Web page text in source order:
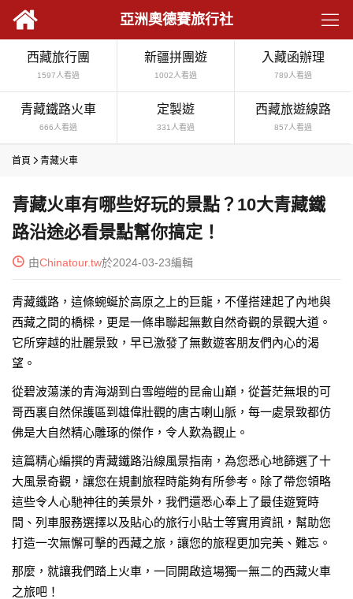

亞洲奧德賽旅行社
西藏旅行團
1597人看過
新疆拼團遊
1002人看過
入藏函辦理
789人看過
青藏鐵路火車
666人看過
定製遊
331人看過
西藏旅遊線路
857人看過
首頁  青藏火車
青藏火車有哪些好玩的景點？10大青藏鐵
路沿途必看景點幫你搞定！
 由Chinatour.tw於2024-03-23編輯
青藏鐵路，這條蜿蜒於高原之上的巨龍，不僅搭建起了內地與
西藏之間的橋樑，更是一條串聯起無數自然奇觀的景觀大道。
它所穿越的壯麗景致，早已激發了無數遊客朋友們內心的渴
望。
從碧波蕩漾的青海湖到白雪皚皚的昆侖山巔，從蒼茫無垠的可
哥西裏自然保護區到雄偉壯觀的唐古喇山脈，每一處景致都仿
佛是大自然精心雕琢的傑作，令人歎為觀止。
這篇精心編撰的青藏鐵路沿線風景指南，為您悉心地篩選了十
大風景奇觀，讓您在規劃旅程時能夠有所參考。除了帶您領略
這些令人心馳神往的美景外，我們還悉心奉上了最佳遊覽時
間、列車服務選擇以及貼心的旅行小貼士等實用資訊，幫助您
打造一次無懈可擊的西藏之旅，讓您的旅程更加完美、難忘。
那麼，就讓我們踏上火車，一同開啟這場獨一無二的西藏火車
之旅吧！